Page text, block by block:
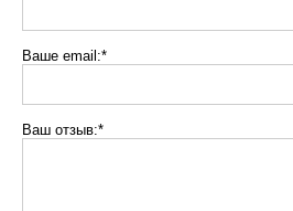
Ваше email:*
Ваш отзыв:*